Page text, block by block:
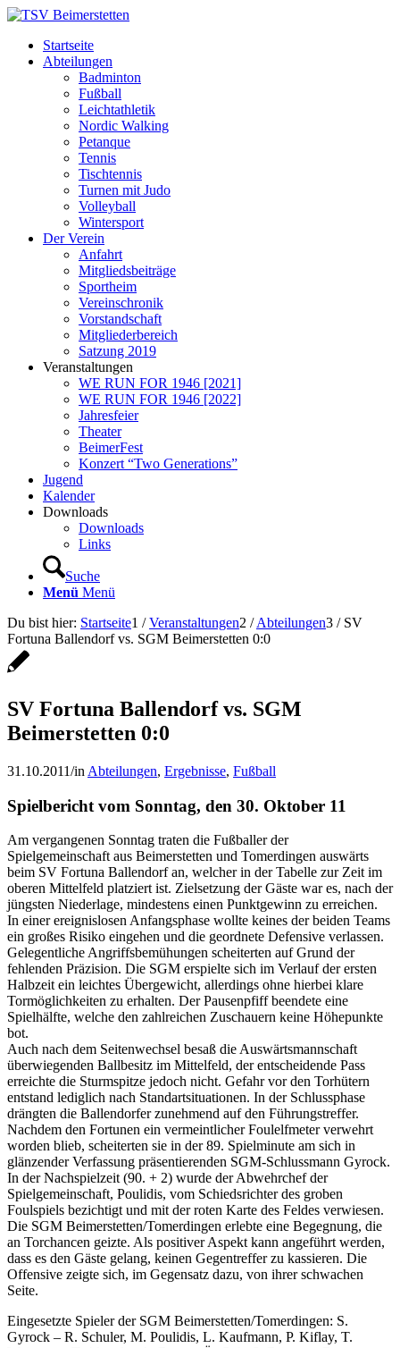
Startseite
Abteilungen
Badminton
Fußball
Leichtathletik
Nordic Walking
Petanque
Tennis
Tischtennis
Turnen mit Judo
Volleyball
Wintersport
Der Verein
Anfahrt
Mitgliedsbeiträge
Sportheim
Vereinschronik
Vorstandschaft
Mitgliederbereich
Satzung 2019
Veranstaltungen
WE RUN FOR 1946 [2021]
WE RUN FOR 1946 [2022]
Jahresfeier
Theater
BeimerFest
Konzert “Two Generations”
Jugend
Kalender
Downloads
Downloads
Links
Suche
Menü Menü
Du bist hier: Startseite1 / Veranstaltungen2 / Abteilungen3 / SV
Fortuna Ballendorf vs. SGM Beimerstetten 0:0
SV Fortuna Ballendorf vs. SGM
Beimerstetten 0:0
31.10.2011/in Abteilungen, Ergebnisse, Fußball
Spielbericht vom Sonntag, den 30. Oktober 11
Am vergangenen Sonntag traten die Fußballer der
Spielgemeinschaft aus Beimerstetten und Tomerdingen auswärts
beim SV Fortuna Ballendorf an, welcher in der Tabelle zur Zeit im
oberen Mittelfeld platziert ist. Zielsetzung der Gäste war es, nach der
jüngsten Niederlage, mindestens einen Punktgewinn zu erreichen.
In einer ereignislosen Anfangsphase wollte keines der beiden Teams
ein großes Risiko eingehen und die geordnete Defensive verlassen.
Gelegentliche Angriffsbemühungen scheiterten auf Grund der
fehlenden Präzision. Die SGM erspielte sich im Verlauf der ersten
Halbzeit ein leichtes Übergewicht, allerdings ohne hierbei klare
Tormöglichkeiten zu erhalten. Der Pausenpfiff beendete eine
Spielhälfte, welche den zahlreichen Zuschauern keine Höhepunkte
bot.
Auch nach dem Seitenwechsel besaß die Auswärtsmannschaft
überwiegenden Ballbesitz im Mittelfeld, der entscheidende Pass
erreichte die Sturmspitze jedoch nicht. Gefahr vor den Torhütern
entstand lediglich nach Standartsituationen. In der Schlussphase
drängten die Ballendorfer zunehmend auf den Führungstreffer.
Nachdem den Fortunen ein vermeintlicher Foulelfmeter verwehrt
worden blieb, scheiterten sie in der 89. Spielminute am sich in
glänzender Verfassung präsentierenden SGM-Schlussmann Gyrock.
In der Nachspielzeit (90. + 2) wurde der Abwehrchef der
Spielgemeinschaft, Poulidis, vom Schiedsrichter des groben
Foulspiels bezichtigt und mit der roten Karte des Feldes verwiesen.
Die SGM Beimerstetten/Tomerdingen erlebte eine Begegnung, die
an Torchancen geizte. Als positiver Aspekt kann angeführt werden,
dass es den Gäste gelang, keinen Gegentreffer zu kassieren. Die
Offensive zeigte sich, im Gegensatz dazu, von ihrer schwachen
Seite.
Eingesetzte Spieler der SGM Beimerstetten/Tomerdingen: S.
Gyrock – R. Schuler, M. Poulidis, L. Kaufmann, P. Kiflay, T.